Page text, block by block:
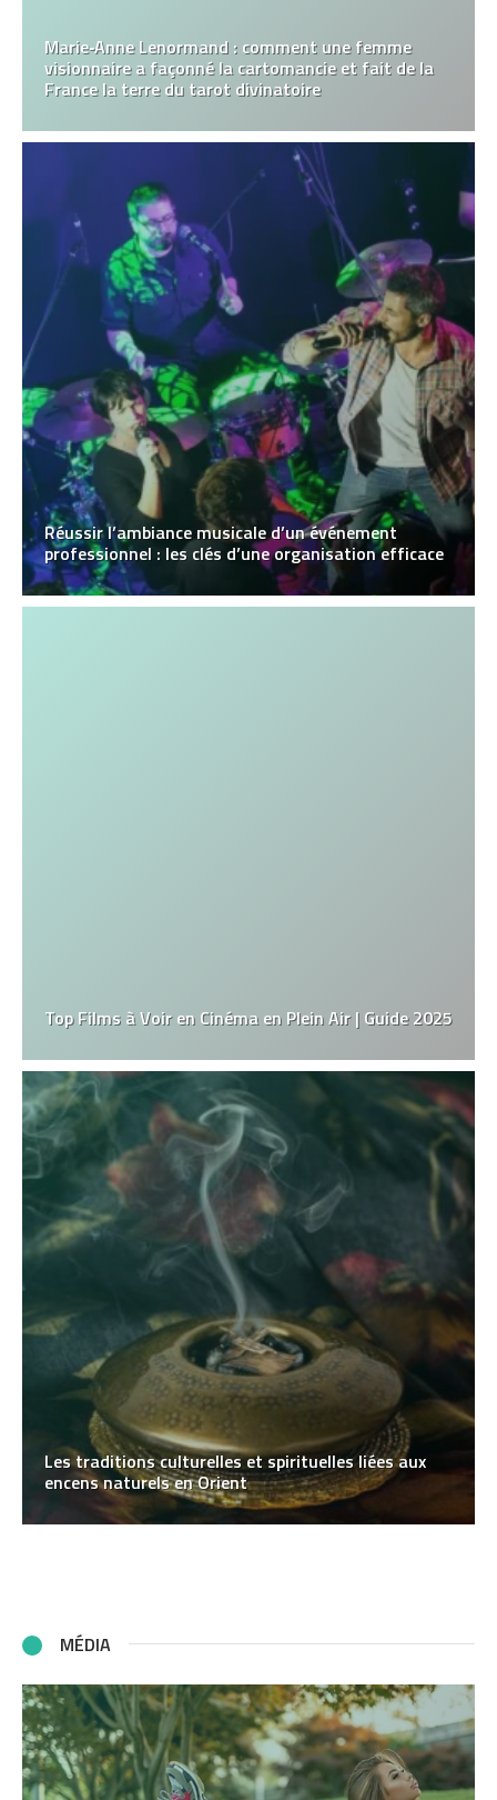
Marie‑Anne Lenormand : comment une femme
visionnaire a façonné la cartomancie et fait de la
France la terre du tarot divinatoire
Réussir l’ambiance musicale d’un événement
professionnel : les clés d’une organisation efficace
Top Films à Voir en Cinéma en Plein Air | Guide 2025
Les traditions culturelles et spirituelles liées aux
encens naturels en Orient
MÉDIA